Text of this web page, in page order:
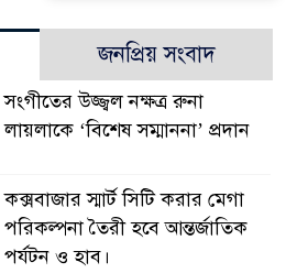
জনপ্রিয় সংবাদ
সংগীতের উজ্জ্বল নক্ষত্র রুনা
লায়লাকে ‘বিশেষ সম্মাননা’ প্রদান
কক্সবাজার স্মার্ট সিটি করার মেগা
পরিকল্পনা তৈরী হবে আন্তর্জাতিক
পর্যটন ও হাব।